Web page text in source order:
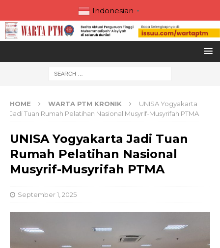
Indonesian ▼
HOME WARTA PTM KRONIK
UNISA Yogyakarta
Jadi Tuan Rumah Pelatihan Nasional Musyrif-Musyrifah PTMA
UNISA Yogyakarta Jadi Tuan
Rumah Pelatihan Nasional
Musyrif-Musyrifah PTMA
September 1, 2025